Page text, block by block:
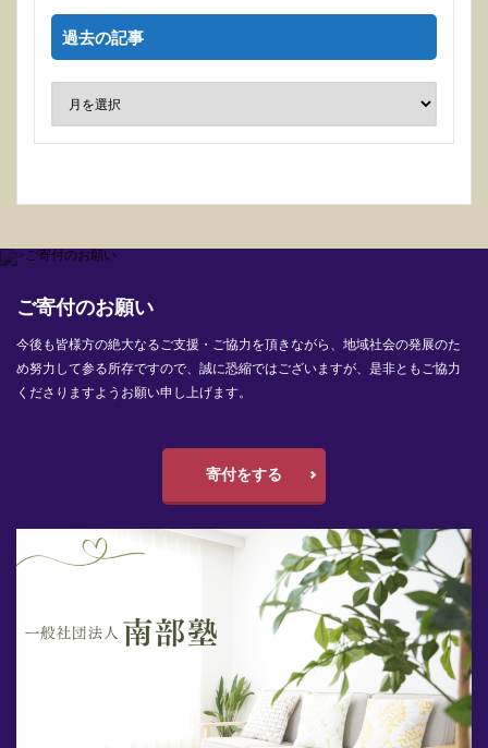
過去の記事
ご寄付のお願い
今後も皆様方の絶大なるご支援・ご協力を頂きながら、地域社会の発展のた
め努力して参る所存ですので、誠に恐縮ではございますが、是非ともご協力
くださりますようお願い申し上げます。
寄付をする